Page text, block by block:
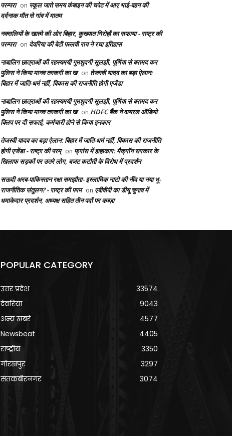
परम्परा on स्कूल जाते समय कंबाइन की चपेट में आए भाई-बहन की
दर्दनाक मौत से गांव में मातम
नक्सलियों के खात्मे की ओर बिहार, कुख्यात गिरोहों का सफाया - राष्ट्र की
परम्परा on देवरिया की बेटी पल्लवी राय ने रचा इतिहास
नाबालिग छात्राओं की रहस्यमयी गुमशुदगी सुलझी, पूर्णिया से बरामद कर
पुलिस ने किया मानव तस्करी का ख on तेजस्वी यादव का बड़ा ऐलान:
बिहार में जाति-धर्म नहीं, विकास की राजनीति होगी एजेंडा
नाबालिग छात्राओं की रहस्यमयी गुमशुदगी सुलझी, पूर्णिया से बरामद कर
पुलिस ने किया मानव तस्करी का ख on HDFC बैंक ने वायरल ऑडियो
क्लिप पर दी सफाई, कर्मचारी होने से किया इनकार
तेजस्वी यादव का बड़ा ऐलान: बिहार में जाति-धर्म नहीं, विकास की राजनीति
होगी एजेंडा - राष्ट्र की परम् on फ्रांस में हाहाकार: मैक्रॉन सरकार के
खिलाफ सड़कों पर उतरे लोग, बजट कटौती के विरोध में प्रदर्शन
सऊदी अरब-पाकिस्तान रक्षा समझौता- इस्लामिक नाटो की नींव या नया भू-
राजनीतिक संतुलन? - राष्ट्र की परम on एबीवीपी का डीयू चुनाव में
धमाकेदार प्रदर्शन, अध्यक्ष सहित तीन पदों पर कब्ज़ा
POPULAR CATEGORY
उत्तर प्रदेश
33574
देवरिया
9043
अन्य खबरे
4577
Newsbeat
4405
राष्ट्रीय
3350
गोरखपुर
3297
संतकबीरनगर
3074